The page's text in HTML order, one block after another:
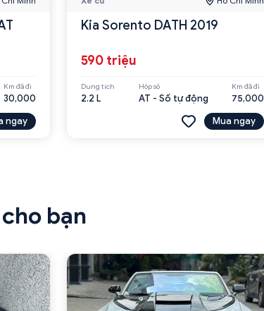
Km đã đi
30,000
ngay
Kia Sorento DATH 2019
590 triệu
Dung tích
2.2 L
Hộp số
AT - Số tự động
Km đã đi
75,000
Mua ngay
bạn